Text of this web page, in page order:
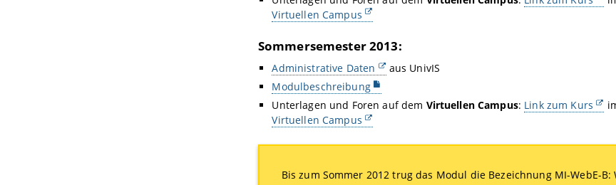
Virtuellen Campus
Sommersemester 2013:
Administrative Daten
aus UnivIS
Modulbeschreibung
Unterlagen und Foren auf dem Virtuellen Campus: Link zum Kurs
Virtuellen Campus
Bis zum Sommer 2012 trug das Modul die Bezeichnung MI-WebE-B: